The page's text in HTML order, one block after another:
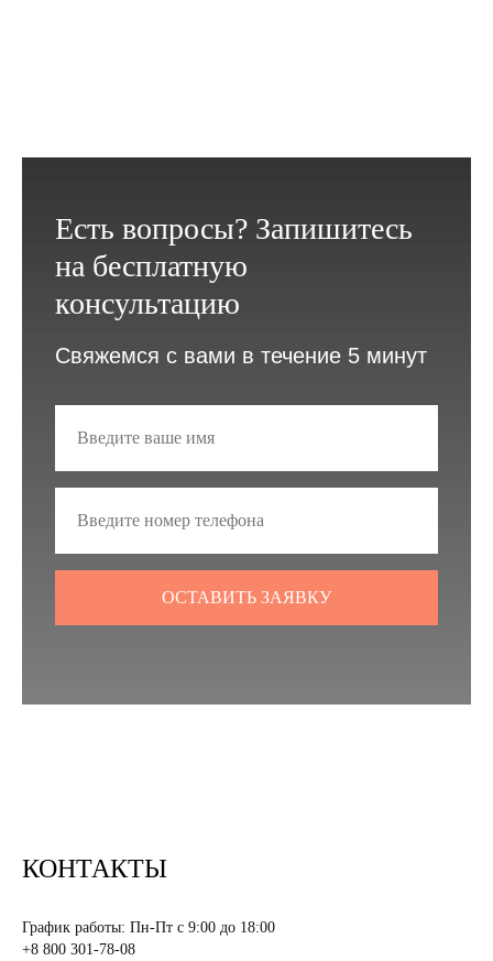
Есть вопросы? Запишитесь
на бесплатную
консультацию
Свяжемся с вами в течение 5 минут
ОСТАВИТЬ ЗАЯВКУ
КОНТАКТЫ
График работы: Пн-Пт с 9:00 до 18:00
+8 800 301-78-08